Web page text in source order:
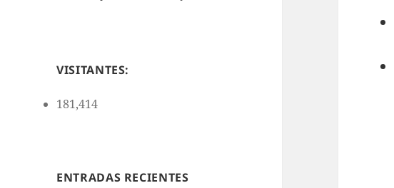
VISITANTES:
181,414
ENTRADAS RECIENTES